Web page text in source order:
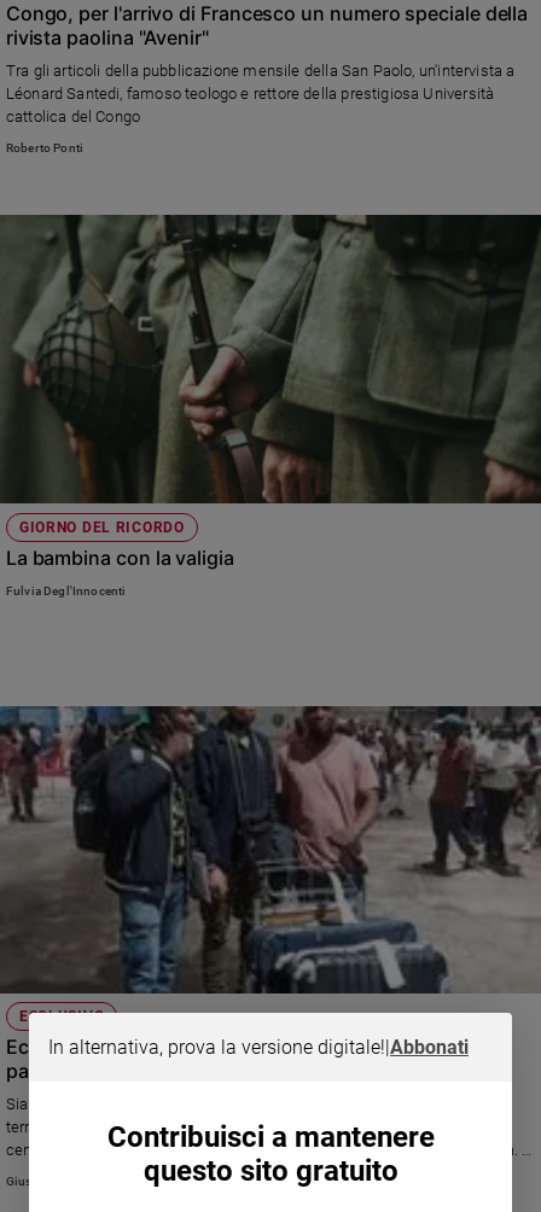
Congo, per l'arrivo di Francesco un numero speciale della
rivista paolina "Avenir"
Tra gli articoli della pubblicazione mensile della San Paolo, un'intervista a
Léonard Santedi, famoso teologo e rettore della prestigiosa Università
cattolica del Congo
Roberto Ponti
GIORNO DEL RICORDO
La bambina con la valigia
Fulvia Degl'Innocenti
ESCLUSIVO
Ecco la storia di John, il ragazzo del Ghana di cui ha
parlato oggi il Papa
Siamo stati a Vignale, dove viveva John Baldri, 25 anni, il ragazzo malato
terminale di cancro, che ora grazie a una colletta dei cittadini del piccolo
centro del Monferrato, è tornato nella sua terra ad abbracciare la famiglia. A
raccontarci questa storia di solidarietà e accoglienza sono il sindaco, il
Giusi Galimberti
In alternativa, prova la versione digitale!|Abbonati
Contribuisci a mantenere
questo sito gratuito